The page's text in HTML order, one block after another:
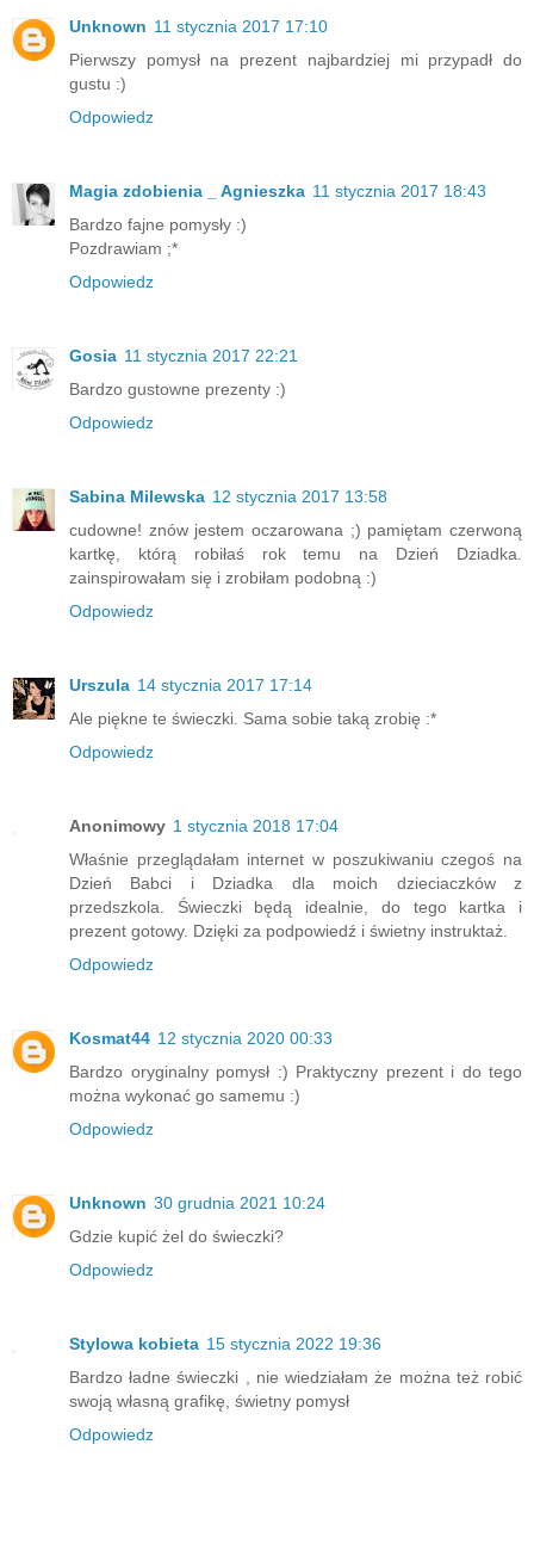
Unknown 11 stycznia 2017 17:10
Pierwszy pomysł na prezent najbardziej mi przypadł do
gustu :)
Odpowiedz
Magia zdobienia _ Agnieszka 11 stycznia 2017 18:43
Bardzo fajne pomysły :)
Pozdrawiam ;*
Odpowiedz
Gosia 11 stycznia 2017 22:21
Bardzo gustowne prezenty :)
Odpowiedz
Sabina Milewska 12 stycznia 2017 13:58
cudowne! znów jestem oczarowana ;) pamiętam czerwoną
kartkę, którą robiłaś rok temu na Dzień Dziadka.
zainspirowałam się i zrobiłam podobną :)
Odpowiedz
Urszula 14 stycznia 2017 17:14
Ale piękne te świeczki. Sama sobie taką zrobię :*
Odpowiedz
Anonimowy 1 stycznia 2018 17:04
Właśnie przeglądałam internet w poszukiwaniu czegoś na
Dzień Babci i Dziadka dla moich dzieciaczków z
przedszkola. Świeczki będą idealnie, do tego kartka i
prezent gotowy. Dzięki za podpowiedź i świetny instruktaż.
Odpowiedz
Kosmat44 12 stycznia 2020 00:33
Bardzo oryginalny pomysł :) Praktyczny prezent i do tego
można wykonać go samemu :)
Odpowiedz
Unknown 30 grudnia 2021 10:24
Gdzie kupić żel do świeczki?
Odpowiedz
Stylowa kobieta 15 stycznia 2022 19:36
Bardzo ładne świeczki , nie wiedziałam że można też robić
swoją własną grafikę, świetny pomysł
Odpowiedz